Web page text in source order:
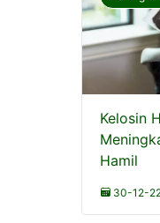
Kelosin
Hamil
30-12-